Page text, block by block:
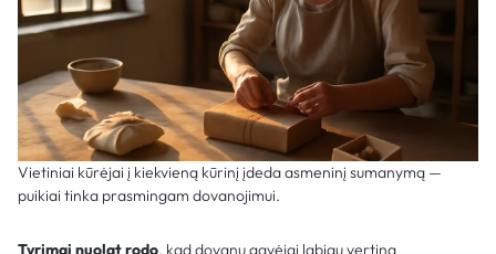
Vietiniai kūrėjai į kiekvieną kūrinį įdeda asmeninį sumanymą —
puikiai tinka prasmingam dovanojimui.
Tyrimai nuolat rodo, kad dovanų gavėjai labiau vertina